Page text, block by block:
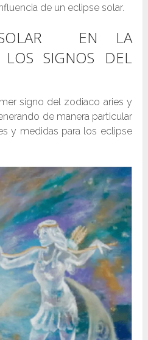
de un eclipse solar.
SOLAR EN LA
LOS SIGNOS DEL
signo del zodiaco aries y
de manera particular
y medidas para los eclipse